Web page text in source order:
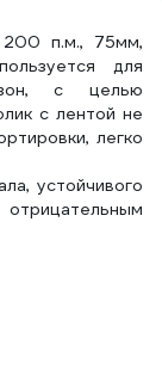
00-
200 п.м., 75мм,
для
зон, с целью
с лентой не
легко
устойчивого